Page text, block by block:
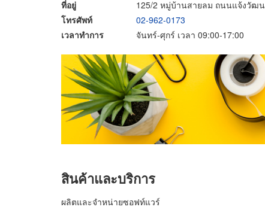
ที่อยู่
125/2 หมู่บ้านสายลม ถนนแจ้งวัฒน
โทรศัพท์
02-962-0173
เวลาทำการ
จันทร์-ศุกร์ เวลา 09:00-17:00
สินค้าและบริการ
ผลิตและจำหน่ายซอฟท์แวร์